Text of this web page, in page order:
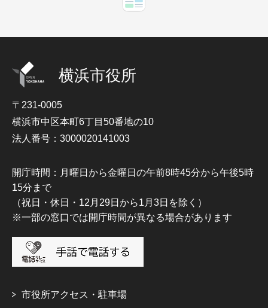
横浜市役所
〒231-0005
横浜市中区本町6丁目50番地の10
法人番号：3000020141003
開庁時間：月曜日から金曜日の午前8時45分から午後5時
15分まで
（祝日・休日・12月29日から1月3日を除く）
※一部の窓口では開庁時間が異なる場合があります
市役所アクセス・駐車場